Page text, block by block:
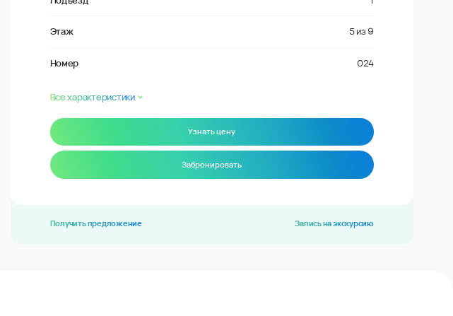
Этаж 5из 9
Номер 024
Все характеристики
Узнать цену
Забронировать
Получить предложение Запись на экскурсию